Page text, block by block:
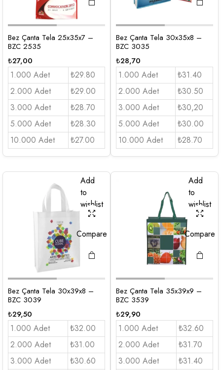
Bez Çanta Tela 25x35x7 –
BZC 2535
₺27,00
1.000 Adet
₺29.80
2.000 Adet
₺29.00
3.000 Adet
₺28.70
5.000 Adet
₺28.30
10.000 Adet
₺27.00
Bez Çanta Tela 30x35x8 –
BZC 3035
₺28,70
1.000 Adet
₺31.40
2.000 Adet
₺30.50
3.000 Adet
₺30,20
5.000 Adet
₺30.00
10.000 Adet
₺28.70
Add
to
wishlist
Compare
Bez Çanta Tela 30x39x8 –
BZC 3039
₺29,50
1.000 Adet
₺32.00
2.000 Adet
₺31.00
3.000 Adet
₺30.60
Add
to
wishlist
Compare
Bez Çanta Tela 35x39x9 –
BZC 3539
₺29,90
1.000 Adet
₺32.60
2.000 Adet
₺31.70
3.000 Adet
₺31.40